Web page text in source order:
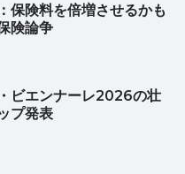
保険料を倍増させるかも
険論争
ビエンナーレ2026の壮
プ発表